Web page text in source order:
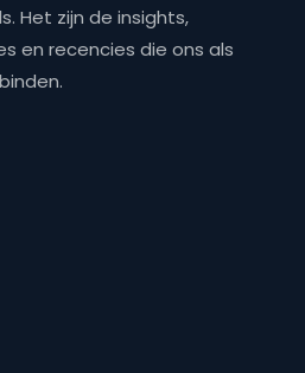
Het zijn de insights,
en recencies die ons als